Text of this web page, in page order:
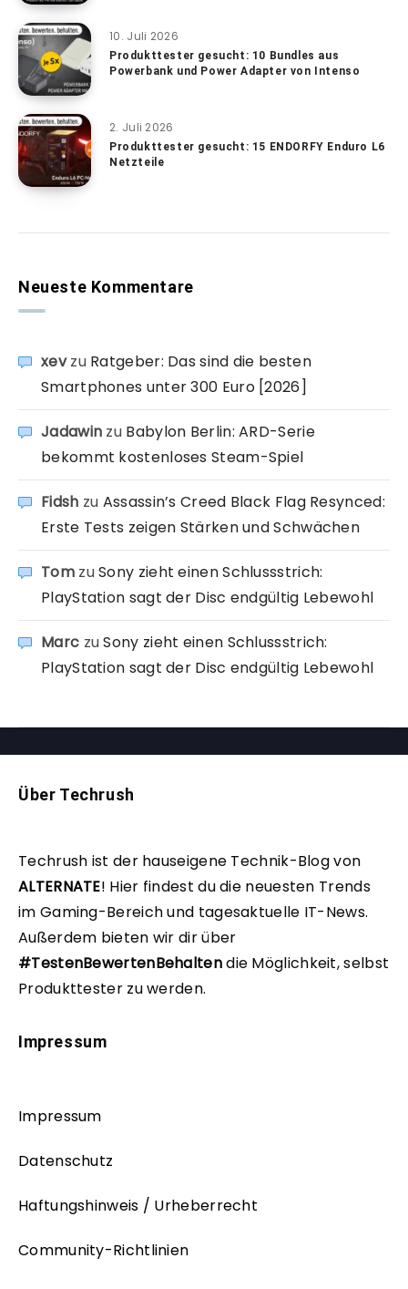
10. Juli 2026
Produkttester gesucht: 10 Bundles aus
Powerbank und Power Adapter von Intenso
2. Juli 2026
Produkttester gesucht: 15 ENDORFY Enduro L6
Netzteile
Neueste Kommentare
xevzu Ratgeber: Das sind die besten
Smartphones unter 300 Euro [2026]
Jadawin zu Babylon Berlin: ARD-Serie
bekommt kostenloses Steam-Spiel
Fidsh zu Assassin’s Creed Black Flag Resynced:
Erste Tests zeigen Stärken und Schwächen
TomzuSony zieht einen Schlussstrich:
PlayStation sagt der Disc endgültig Lebewohl
Marc zuSony zieht einen Schlussstrich:
PlayStation sagt der Disc endgültig Lebewohl
Über Techrush
Techrush ist der hauseigene Technik-Blog von
ALTERNATE! Hier findest du die neuesten Trends
im Gaming-Bereich und tagesaktuelle IT-News.
Außerdem bieten wir dir über
#TestenBewertenBehaltendie Möglichkeit, selbst
Produkttester zu werden.
Impressum
Impressum
Datenschutz
Haftungshinweis / Urheberrecht
Community-Richtlinien